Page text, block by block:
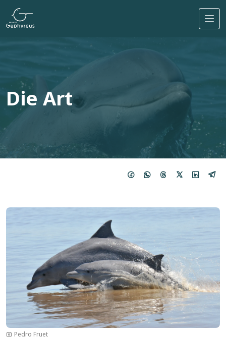
Direkt zum Inhalt
Die Art
Bild
Pedro Fruet